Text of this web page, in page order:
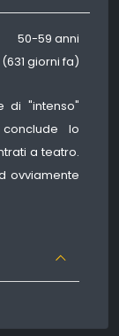
50-59 anni
(631 giorni fa)
di "intenso"
lo
a teatro.
ovviamente